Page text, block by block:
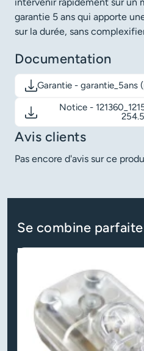
garantie 5 ans qui apporte
sur la durée, sans
Documentation
Garantie - garantie_5ans
Télécharger le document:
Notice -
Télécharger le document:
Avis clients
Pas encore d'avis sur ce
Se combine